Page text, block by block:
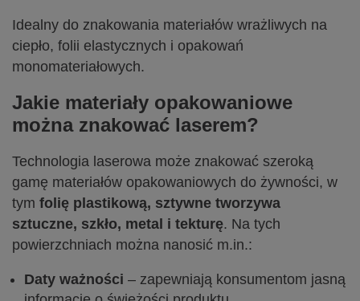
Idealny do znakowania materiałów wrażliwych na
ciepło, folii elastycznych i opakowań
monomateriałowych.
Jakie materiały opakowaniowe
można znakować laserem?
Technologia laserowa może znakować szeroką
gamę materiałów opakowaniowych do żywności, w
tym folię plastikową, sztywne tworzywa
sztuczne, szkło, metal i tekturę. Na tych
powierzchniach można nanosić m.in.:
Daty ważności – zapewniają konsumentom jasną